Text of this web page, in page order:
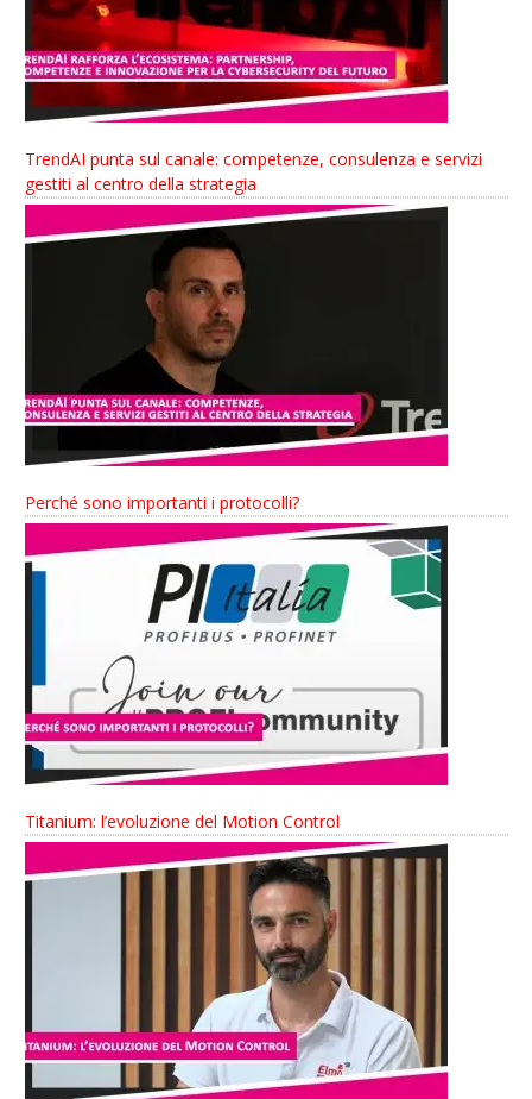
TrendAI punta sul canale: competenze, consulenza e servizi
gestiti al centro della strategia
Perché sono importanti i protocolli?
Titanium: l’evoluzione del Motion Control